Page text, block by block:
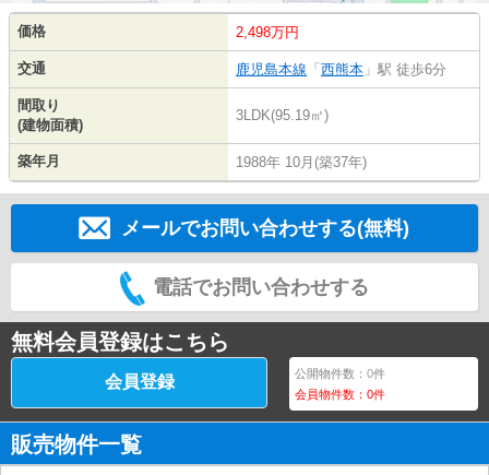
価格 2,498万円
交通 鹿児島本線 「 西熊本 」駅 徒歩6分
間取り
(建物面積)
3LDK(95.19㎡)
築年月 1988年 10月(築37年)
メールでお問い合わせする(無料)
電話でお問い合わせする
無料会員登録はこちら
会員登録 公開物件数：0件
会員物件数：0件
販売物件一覧